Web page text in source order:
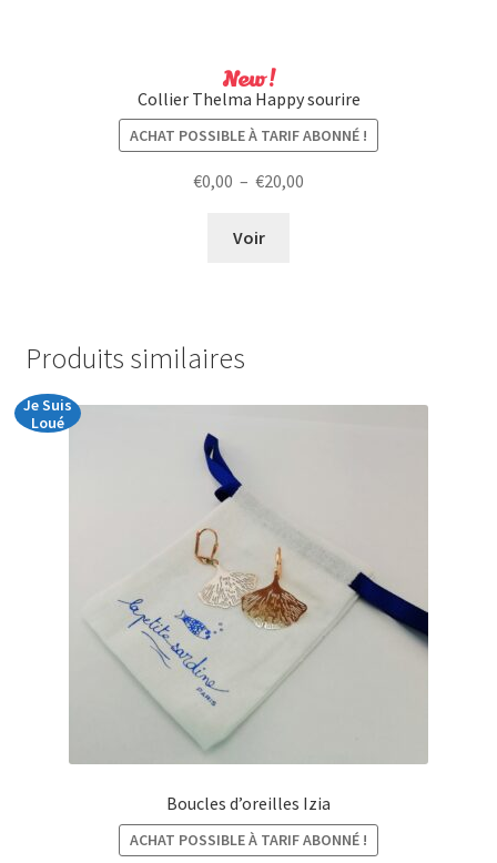
New !
Collier Thelma Happy sourire
ACHAT POSSIBLE À TARIF ABONNÉ !
€0,00 – €20,00
Voir
Produits similaires
Je Suis
Loué
Boucles d’oreilles Izia
ACHAT POSSIBLE À TARIF ABONNÉ !